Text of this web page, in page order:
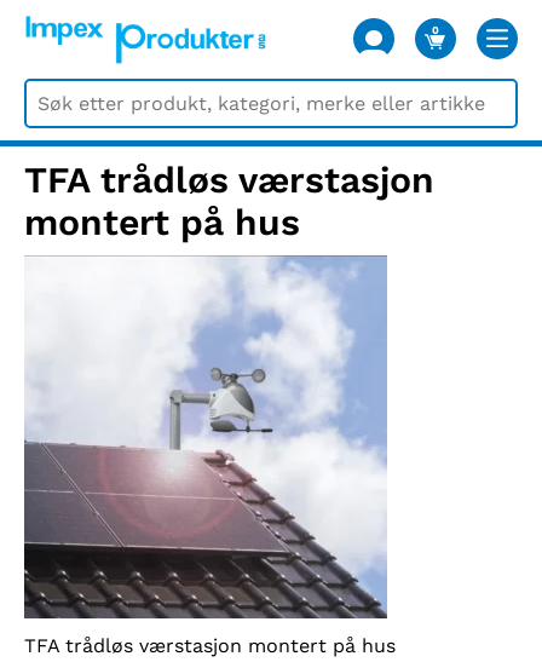
0
VARER
TFA trådløs værstasjon
montert på hus
TFA trådløs værstasjon montert på hus